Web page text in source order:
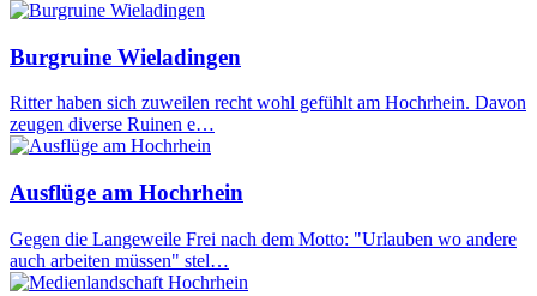
Burgruine Wieladingen
Ritter haben sich zuweilen recht wohl gefühlt am Hochrhein. Davon
zeugen diverse Ruinen e…
Ausflüge am Hochrhein
Gegen die Langeweile Frei nach dem Motto: "Urlauben wo andere
auch arbeiten müssen" stel…